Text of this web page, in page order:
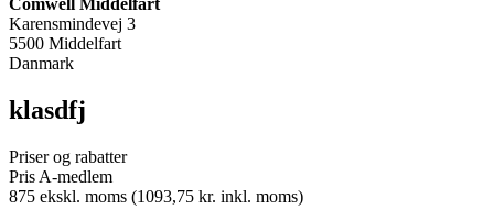
Comwell Middelfart
Karensmindevej 3
5500 Middelfart
Danmark
klasdfj
Priser og rabatter
Pris A-medlem
875 ekskl. moms (1093,75 kr. inkl. moms)